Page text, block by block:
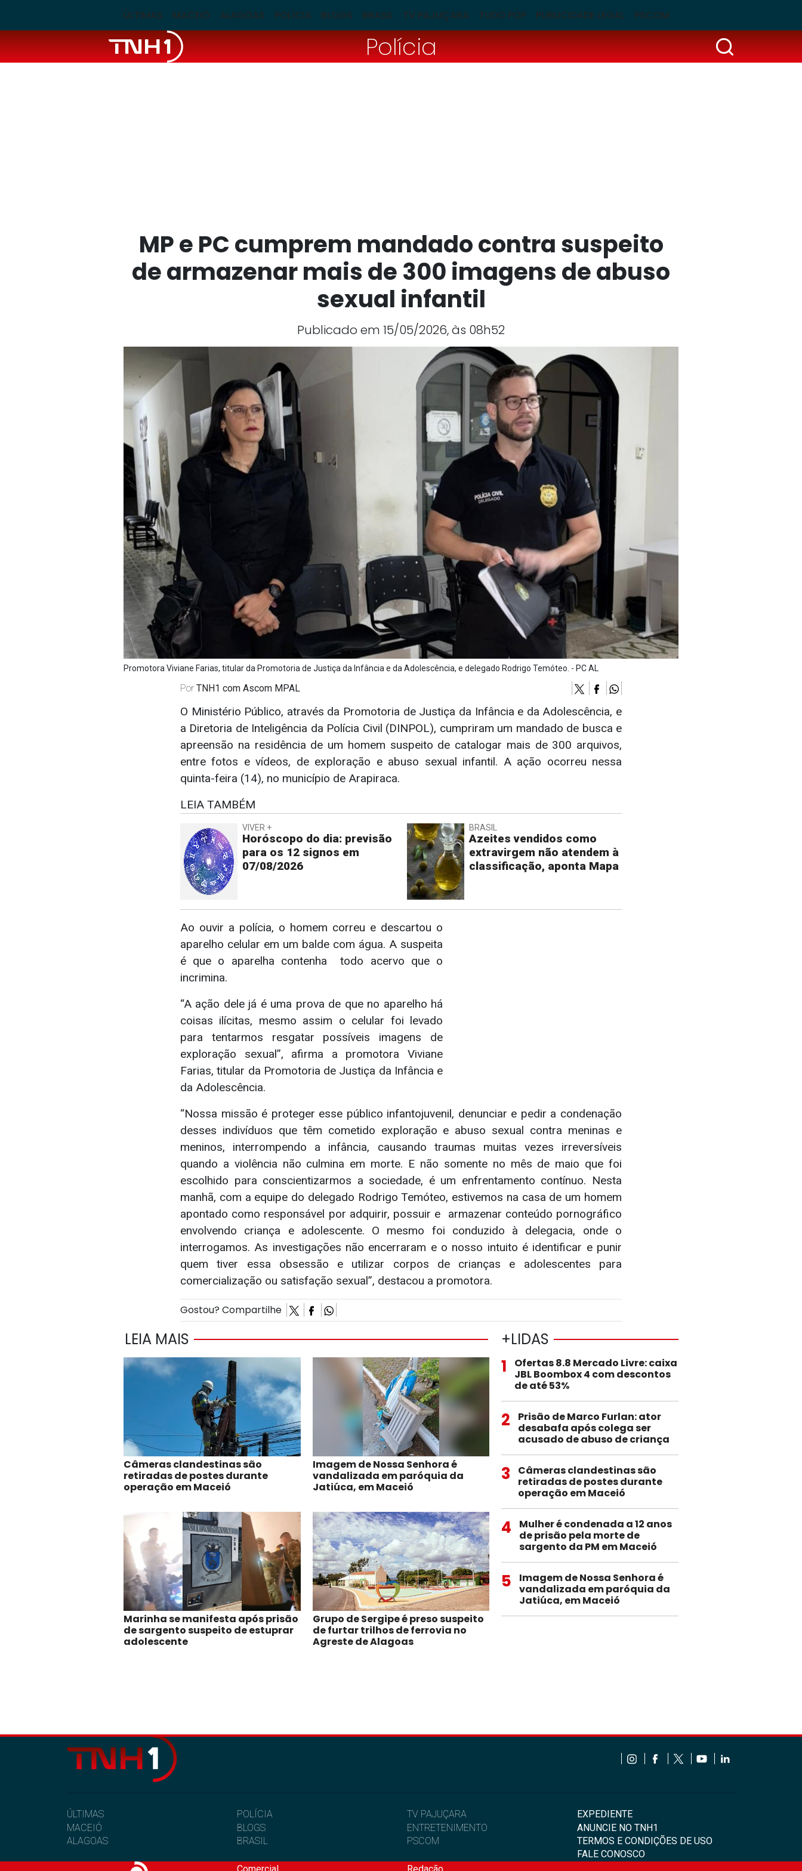
ÚLTIMAS MACEIÓ ALAGOAS POLÍCIA BLOGS BRASIL TV PAJUÇARA TUDO POP PUBLICIDADE LEGAL PSCOM
Polícia
MP e PC cumprem mandado contra suspeito
de armazenar mais de 300 imagens de abuso
sexual infantil
Publicado em 15/05/2026, às 08h52
Promotora Viviane Farias, titular da Promotoria de Justiça da Infância e da Adolescência, e delegado Rodrigo Temóteo. - PC AL
Por TNH1 com Ascom MPAL
O Ministério Público, através da Promotoria de Justiça da Infância e da Adolescência, e
a Diretoria de Inteligência da Polícia Civil (DINPOL), cumpriram um mandado de busca e
apreensão na residência de um homem suspeito de catalogar mais de 300 arquivos,
entre fotos e vídeos, de exploração e abuso sexual infantil. A ação ocorreu nessa
quinta-feira (14), no município de Arapiraca.
LEIA TAMBÉM
VIVER +
Horóscopo do dia: previsão
para os 12 signos em
07/08/2026
BRASIL
Azeites vendidos como
extravirgem não atendem à
classificação, aponta Mapa
Ao ouvir a polícia, o homem correu e descartou o
aparelho celular em um balde com água. A suspeita
é que o aparelha contenha todo acervo que o
incrimina.
“A ação dele já é uma prova de que no aparelho há
coisas ilícitas, mesmo assim o celular foi levado
para tentarmos resgatar possíveis imagens de
exploração sexual”, afirma a promotora Viviane
Farias, titular da Promotoria de Justiça da Infância e
da Adolescência.
“Nossa missão é proteger esse público infantojuvenil, denunciar e pedir a condenação
desses indivíduos que têm cometido exploração e abuso sexual contra meninas e
meninos, interrompendo a infância, causando traumas muitas vezes irreversíveis
quando a violência não culmina em morte. E não somente no mês de maio que foi
escolhido para conscientizarmos a sociedade, é um enfrentamento contínuo. Nesta
manhã, com a equipe do delegado Rodrigo Temóteo, estivemos na casa de um homem
apontado como responsável por adquirir, possuir e armazenar conteúdo pornográfico
envolvendo criança e adolescente. O mesmo foi conduzido à delegacia, onde o
interrogamos. As investigações não encerraram e o nosso intuito é identificar e punir
quem tiver essa obsessão e utilizar corpos de crianças e adolescentes para
comercialização ou satisfação sexual”, destacou a promotora.
Gostou? Compartilhe
LEIA MAIS
Câmeras clandestinas são
retiradas de postes durante
operação em Maceió
Imagem de Nossa Senhora é
vandalizada em paróquia da
Jatiúca, em Maceió
Marinha se manifesta após prisão
de sargento suspeito de estuprar
adolescente
Grupo de Sergipe é preso suspeito
de furtar trilhos de ferrovia no
Agreste de Alagoas
+LIDAS
1
Ofertas 8.8 Mercado Livre: caixa
JBL Boombox 4 com descontos
de até 53%
2
Prisão de Marco Furlan: ator
desabafa após colega ser
acusado de abuso de criança
3
Câmeras clandestinas são
retiradas de postes durante
operação em Maceió
4
Mulher é condenada a 12 anos
de prisão pela morte de
sargento da PM em Maceió
5
Imagem de Nossa Senhora é
vandalizada em paróquia da
Jatiúca, em Maceió
ÚLTIMAS
MACEIÓ
ALAGOAS
POLÍCIA
BLOGS
BRASIL
TV PAJUÇARA
ENTRETENIMENTO
PSCOM
EXPEDIENTE
ANUNCIE NO TNH1
TERMOS E CONDIÇÕES DE USO
FALE CONOSCO